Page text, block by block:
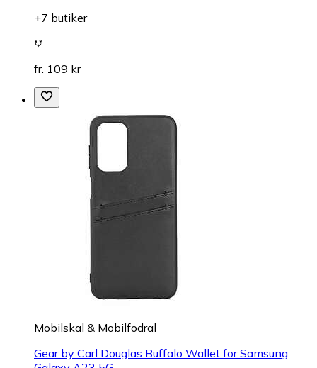
+7 butiker
fr. 109 kr
Mobilskal & Mobilfodral
Gear by Carl Douglas Buffalo Wallet for Samsung